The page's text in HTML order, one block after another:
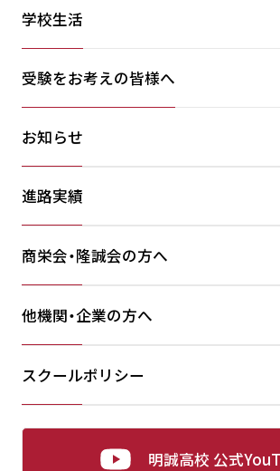
学校生活
受験をお考えの皆様へ
お知らせ
進路実績
商栄会・隆誠会の方へ
他機関・企業の方へ
スクールポリシー
明誠高校 公式